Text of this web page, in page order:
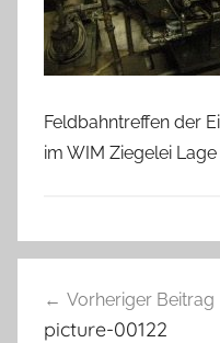
Feldbahntreffen der
im WIM Ziegelei Lage
Vorheriger Beitrag
picture-00122